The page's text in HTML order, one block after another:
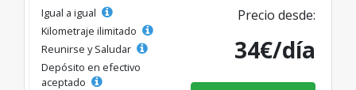
Igual a igual
Kilometraje ilimitado
Reunirse y Saludar
Depósito en efectivo
aceptado
Precio desde:
34€/día